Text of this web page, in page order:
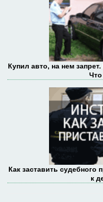
Купил авто, на нем
Что
Как заставить судебного
к